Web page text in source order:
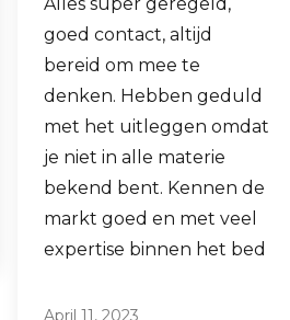
Goede ervaringen met
Bernheze Makelaars, veel
kennis in huis, eens onze
woonboerderij verkocht
via hen en later een
goede aankoop gedaan
met ze na goed advies.
July 13, 2020